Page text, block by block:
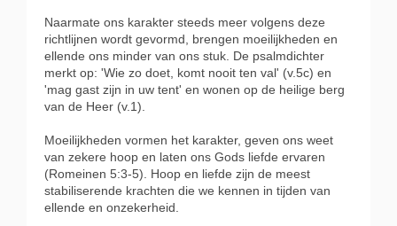
Naarmate ons karakter steeds meer volgens deze
richtlijnen wordt gevormd, brengen moeilijkheden en
ellende ons minder van ons stuk. De psalmdichter
merkt op: 'Wie zo doet, komt nooit ten val' (v.5c) en
'mag gast zijn in uw tent' en wonen op de heilige berg
van de Heer (v.1).
Moeilijkheden vormen het karakter, geven ons weet
van zekere hoop en laten ons Gods liefde ervaren
(Romeinen 5:3-5). Hoop en liefde zijn de meest
stabiliserende krachten die we kennen in tijden van
ellende en onzekerheid.